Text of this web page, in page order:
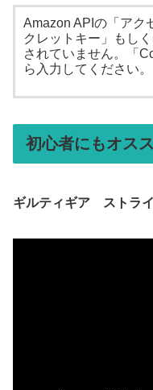
Amazon APIの「アク
クレットキー」もし
されていません。「
ら入力してください。
初心者にもオス
ギルティギア ストラ